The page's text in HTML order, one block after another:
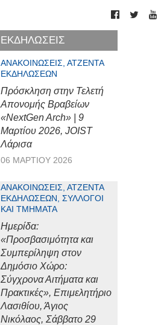
ΕΚΔΗΛΩΣΕΙΣ
ΑΝΑΚΟΙΝΏΣΕΙΣ, ΑΤΖΈΝΤΑ
ΕΚΔΗΛΏΣΕΩΝ
Πρόσκληση στην Τελετή
Απονομής Βραβείων
«NextGen Arch» | 9
Μαρτίου 2026, JOIST
Λάρισα
06 ΜΑΡΤΊΟΥ 2026
ΑΝΑΚΟΙΝΏΣΕΙΣ, ΑΤΖΈΝΤΑ
ΕΚΔΗΛΏΣΕΩΝ, ΣΎΛΛΟΓΟΙ
ΚΑΙ ΤΜΉΜΑΤΑ
Ημερίδα:
«Προσβασιμότητα και
Συμπερίληψη στον
Δημόσιο Χώρο:
Σύγχρονα Αιτήματα και
Πρακτικές», Επιμελητήριο
Λασιθίου, Άγιος
Νικόλαος, Σάββατο 29